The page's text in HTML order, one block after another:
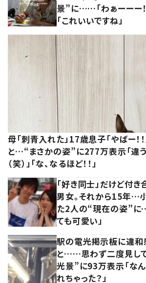
景”に……「わぁーーー！
「これいいですね」
母「刺青入れた」17歳息子「やばー！
と…“まさかの姿”に277万表示「違
（笑）」「な、なるほど！！」
「好き同士」だけど付
男女。それから15年…
た2人の“現在の姿”に
ても可愛い」
駅の電光掲示板に違和
と……思わず二度見し
光景”に93万表示「なん
れちゃった？」